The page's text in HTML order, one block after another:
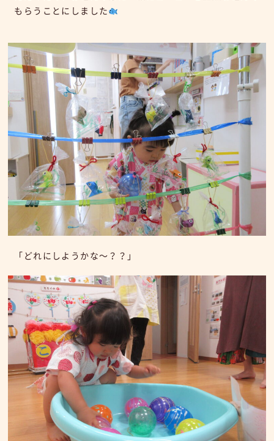
もらうことにしました
「どれにしようかな～？？」